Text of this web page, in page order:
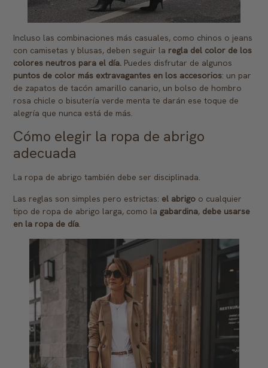
Incluso las combinaciones más casuales, como chinos o jeans
con camisetas y blusas, deben seguir la regla del color de los
colores neutros para el día. Puedes disfrutar de algunos
puntos de color más extravagantes en los accesorios: un par
de zapatos de tacón amarillo canario, un bolso de hombro
rosa chicle o bisutería verde menta te darán ese toque de
alegría que nunca está de más.
Cómo elegir la ropa de abrigo
adecuada
La ropa de abrigo también debe ser disciplinada.
Las reglas son simples pero estrictas: el abrigo o cualquier
tipo de ropa de abrigo larga, como lagabardina, debe usarse
en la ropa de día.